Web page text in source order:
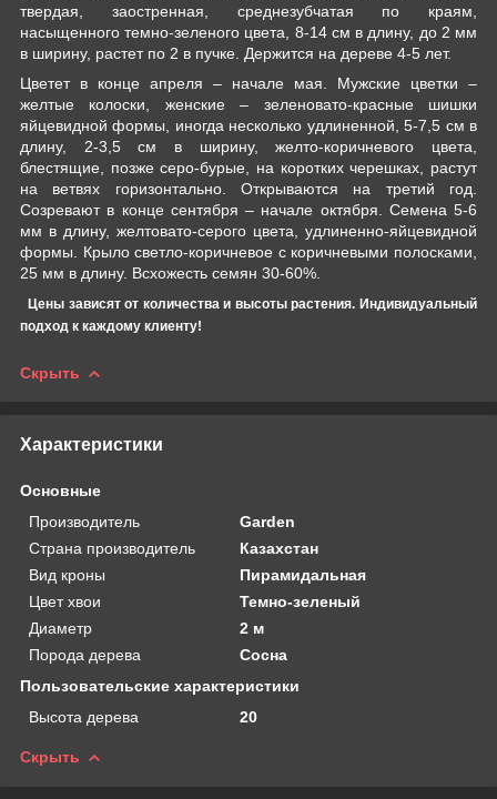
твердая, заостренная, среднезубчатая по краям,
насыщенного темно-зеленого цвета, 8-14 см в длину, до 2 мм
в ширину, растет по 2 в пучке. Держится на дереве 4-5 лет.
Цветет в конце апреля – начале мая. Мужские цветки –
желтые колоски, женские – зеленовато-красные шишки
яйцевидной формы, иногда несколько удлиненной, 5-7,5 см в
длину, 2-3,5 см в ширину, желто-коричневого цвета,
блестящие, позже серо-бурые, на коротких черешках, растут
на ветвях горизонтально. Открываются на третий год.
Созревают в конце сентября – начале октября. Семена 5-6
мм в длину, желтовато-серого цвета, удлиненно-яйцевидной
формы. Крыло светло-коричневое с коричневыми полосками,
25 мм в длину. Всхожесть семян 30-60%.
Цены зависят от количества и высоты растения. Индивидуальный
подход к каждому клиенту!
Скрыть
Характеристики
Основные
Производитель
Garden
Страна производитель
Казахстан
Вид кроны
Пирамидальная
Цвет хвои
Темно-зеленый
Диаметр
2 м
Порода дерева
Сосна
Пользовательские характеристики
Высота дерева
20
Скрыть